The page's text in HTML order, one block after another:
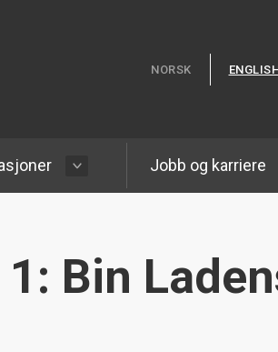
NORSK
Jobb og karriere
Bin